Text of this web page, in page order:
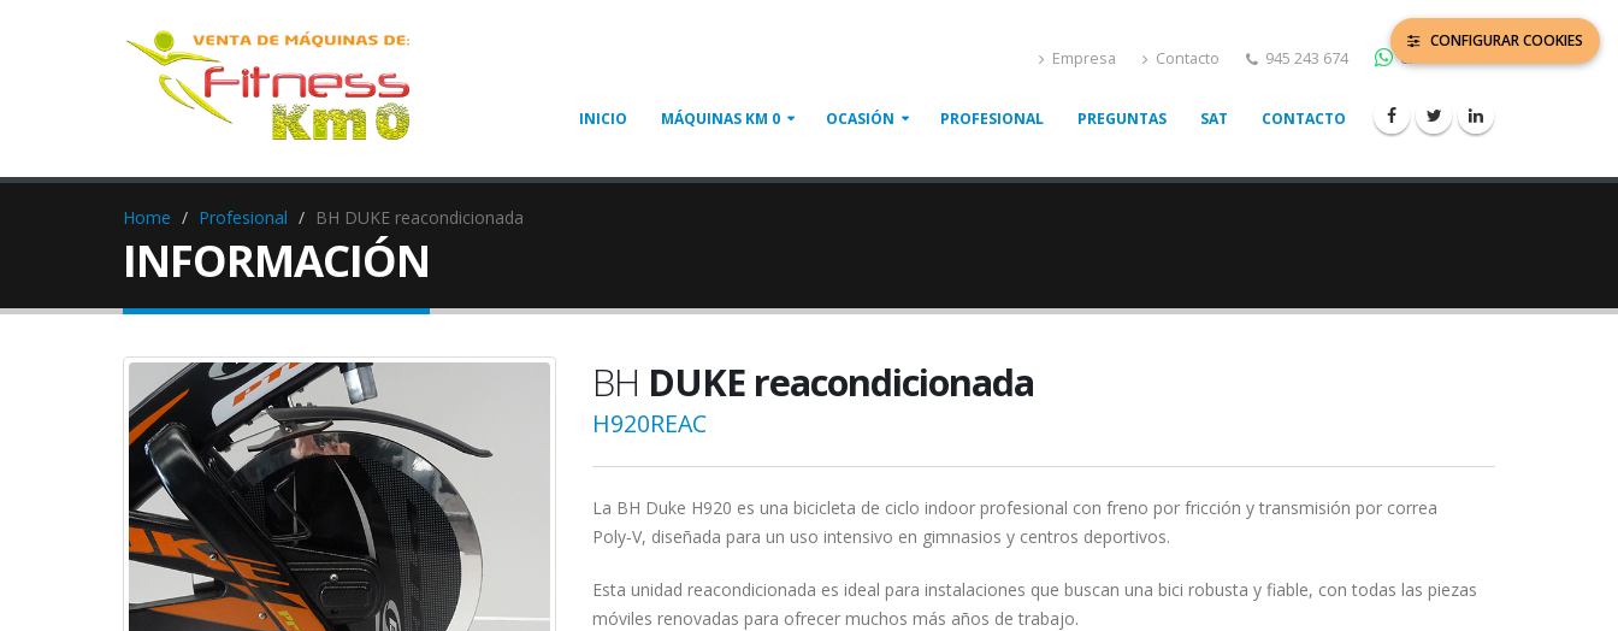
CONFIGURAR COOKIES
Empresa
Contacto 945 243 674 621 152 494
INICIO MÁQUINAS KM 0 OCASIÓN PROFESIONAL PREGUNTAS SAT CONTACTO
Home Profesional BH DUKE reacondicionada
INFORMACIÓN
BH DUKE reacondicionada
H920REAC
La BH Duke H920 es una bicicleta de ciclo indoor profesional con freno por fricción y transmisión por correa
Poly‑V, diseñada para un uso intensivo en gimnasios y centros deportivos.
Esta unidad reacondicionada es ideal para instalaciones que buscan una bici robusta y fiable, con todas las piezas
móviles renovadas para ofrecer muchos más años de trabajo.